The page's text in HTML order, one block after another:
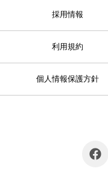
採用情報
利用規約
個人情報保護方針